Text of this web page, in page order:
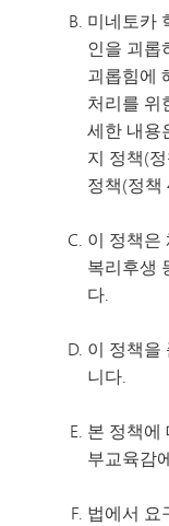
미네토카
인을 괴롭
괴롭힘에
처리를 위
세한 내용
지 정책(
정책(정책
이 정책은
복리후생
다.
이 정책을
니다.
본 정책에
부교육감
법에서 요